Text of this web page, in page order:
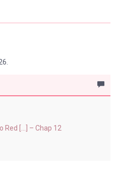
Red [...] – Chap 12